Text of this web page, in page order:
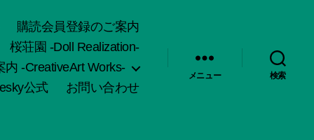
購読会員登録のご案内
桜荘園 -Doll Realization-
内 -CreativeArt Works-
公式 お問い合わせ
メニュー 検索